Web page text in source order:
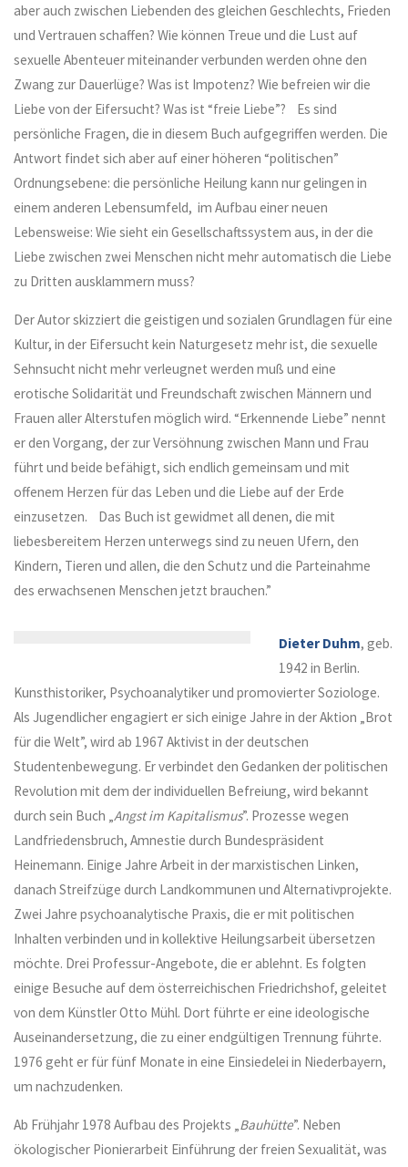
aber auch zwischen Liebenden des gleichen Geschlechts, Frieden
und Vertrauen schaffen? Wie können Treue und die Lust auf
sexuelle Abenteuer miteinander verbunden werden ohne den
Zwang zur Dauerlüge? Was ist Impotenz? Wie befreien wir die
Liebe von der Eifersucht? Was ist “freie Liebe”? Es sind
persönliche Fragen, die in diesem Buch aufgegriffen werden. Die
Antwort findet sich aber auf einer höheren “politischen”
Ordnungsebene: die persönliche Heilung kann nur gelingen in
einem anderen Lebensumfeld, im Aufbau einer neuen
Lebensweise: Wie sieht ein Gesellschaftssystem aus, in der die
Liebe zwischen zwei Menschen nicht mehr automatisch die Liebe
zu Dritten ausklammern muss?
Der Autor skizziert die geistigen und sozialen Grundlagen für eine
Kultur, in der Eifersucht kein Naturgesetz mehr ist, die sexuelle
Sehnsucht nicht mehr verleugnet werden muß und eine
erotische Solidarität und Freundschaft zwischen Männern und
Frauen aller Alterstufen möglich wird. “Erkennende Liebe” nennt
er den Vorgang, der zur Versöhnung zwischen Mann und Frau
führt und beide befähigt, sich endlich gemeinsam und mit
offenem Herzen für das Leben und die Liebe auf der Erde
einzusetzen. Das Buch ist gewidmet all denen, die mit
liebesbereitem Herzen unterwegs sind zu neuen Ufern, den
Kindern, Tieren und allen, die den Schutz und die Parteinahme
des erwachsenen Menschen jetzt brauchen.”
Dieter Duhm, geb.
1942 in Berlin.
Kunsthistoriker, Psychoanalytiker und promovierter Soziologe.
Als Jugendlicher engagiert er sich einige Jahre in der Aktion „Brot
für die Welt”, wird ab 1967 Aktivist in der deutschen
Studentenbewegung. Er verbindet den Gedanken der politischen
Revolution mit dem der individuellen Befreiung, wird bekannt
durch sein Buch „ Angst im Kapitalismus”. Prozesse wegen
Landfriedensbruch, Amnestie durch Bundespräsident
Heinemann. Einige Jahre Arbeit in der marxistischen Linken,
danach Streifzüge durch Landkommunen und Alternativprojekte.
Zwei Jahre psychoanalytische Praxis, die er mit politischen
Inhalten verbinden und in kollektive Heilungsarbeit übersetzen
möchte. Drei Professur-Angebote, die er ablehnt. Es folgten
einige Besuche auf dem österreichischen Friedrichshof, geleitet
von dem Künstler Otto Mühl. Dort führte er eine ideologische
Auseinandersetzung, die zu einer endgültigen Trennung führte.
1976 geht er für fünf Monate in eine Einsiedelei in Niederbayern,
um nachzudenken.
Ab Frühjahr 1978 Aufbau des Projekts „Bauhütte”. Neben
ökologischer Pionierarbeit Einführung der freien Sexualität, was